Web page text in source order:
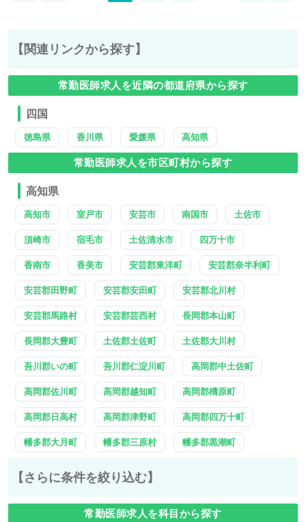
【関連リンクから探す】
常勤医師求人を近隣の都道府県から探す
四国
徳島県 香川県 愛媛県 高知県
常勤医師求人を市区町村から探す
高知県
高知市 室戸市 安芸市 南国市 土佐市
須崎市 宿毛市 土佐清水市 四万十市
香南市 香美市 安芸郡東洋町 安芸郡奈半利町
安芸郡田野町 安芸郡安田町 安芸郡北川村
安芸郡馬路村 安芸郡芸西村 長岡郡本山町
長岡郡大豊町 土佐郡土佐町 土佐郡大川村
吾川郡いの町 吾川郡仁淀川町 高岡郡中土佐町
高岡郡佐川町 高岡郡越知町 高岡郡檮原町
高岡郡日高村 高岡郡津野町 高岡郡四万十町
幡多郡大月町 幡多郡三原村 幡多郡黒潮町
【さらに条件を絞り込む】
常勤医師求人を科目から探す